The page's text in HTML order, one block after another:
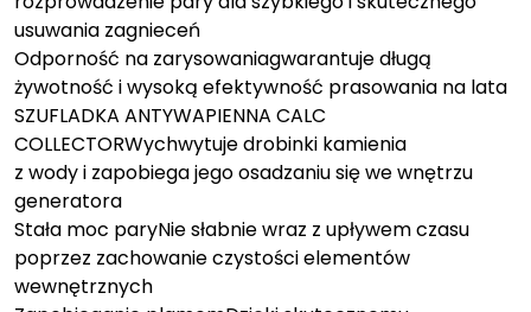
usuwania zagnieceń
Odporność na zarysowaniagwarantuje długą
żywotność i wysoką efektywność prasowania na lata
SZUFLADKA ANTYWAPIENNA CALC
COLLECTORWychwytuje drobinki kamienia
z wody i zapobiega jego osadzaniu się we wnętrzu
generatora
Stała moc paryNie słabnie wraz z upływem czasu
poprzez zachowanie czystości elementów
wewnętrznych